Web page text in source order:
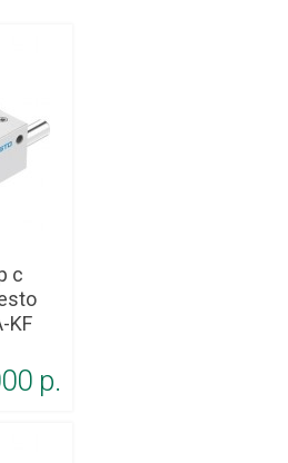
с
KF
p.